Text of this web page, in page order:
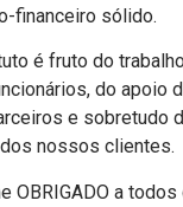
financeiro sólido.
é fruto do
do apoio
e sobretudo
nossos clientes.
OBRIGADO a